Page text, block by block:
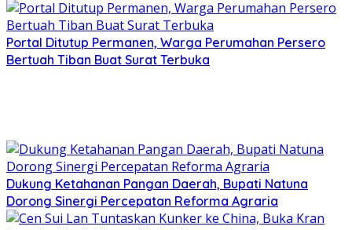
Portal Ditutup Permanen, Warga Perumahan Persero
Bertuah Tiban Buat Surat Terbuka
Dukung Ketahanan Pangan Daerah, Bupati Natuna
Dorong Sinergi Percepatan Reforma Agraria